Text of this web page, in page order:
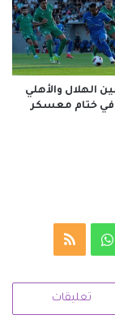
الهلال والأهلي
القطري 3-3 في ختام معسكر
واتسابملخص
RSS
تعليقات